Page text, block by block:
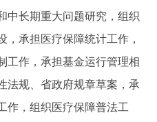
中长期重大问题研究，组织
，承担医疗保障统计工作，
工作，承担基金运行管理相
法规、省政府规章草案，承
作，组织医疗保障普法工